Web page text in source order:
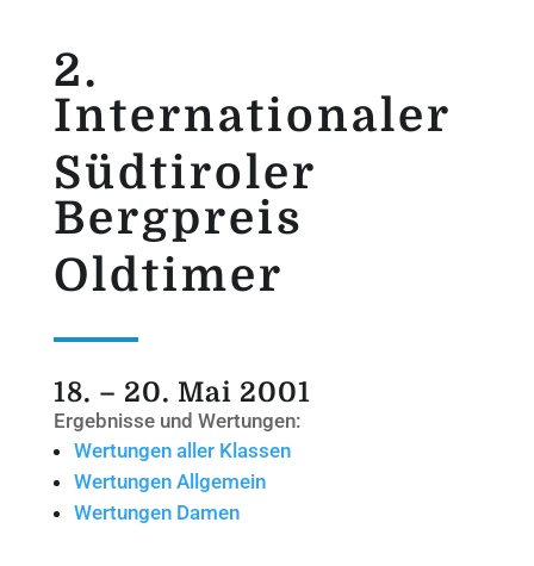
2.
Internationaler
Südtiroler
Bergpreis
Oldtimer
18. – 20. Mai 2001
Ergebnisse und Wertungen:
Wertungen aller Klassen
Wertungen Allgemein
Wertungen Damen